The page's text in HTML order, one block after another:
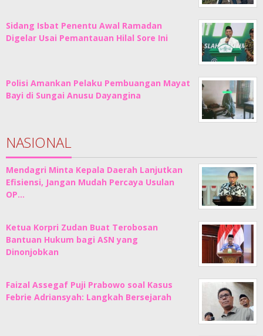
Sidang Isbat Penentu Awal Ramadan
Digelar Usai Pemantauan Hilal Sore Ini
Polisi Amankan Pelaku Pembuangan Mayat
Bayi di Sungai Anusu Dayangina
NASIONAL
Mendagri Minta Kepala Daerah Lanjutkan
Efisiensi, Jangan Mudah Percaya Usulan
OP…
Ketua Korpri Zudan Buat Terobosan
Bantuan Hukum bagi ASN yang
Dinonjobkan
Faizal Assegaf Puji Prabowo soal Kasus
Febrie Adriansyah: Langkah Bersejarah